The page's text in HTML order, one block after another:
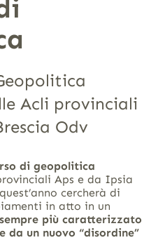
Acli provinciali
Odv
di geopolitica
Aps e da Ipsia
cercherà di
in atto in un
più caratterizzato
da un nuovo “disordine”